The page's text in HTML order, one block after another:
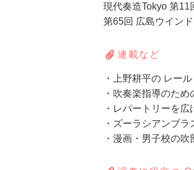
現代奏造Tokyo 第11
第65回 広島ウイン
連載など
・上野耕平の レー
・吹奏楽指導のた
・レパートリーを
・ズーラシアンブ
・漫画・男子校の